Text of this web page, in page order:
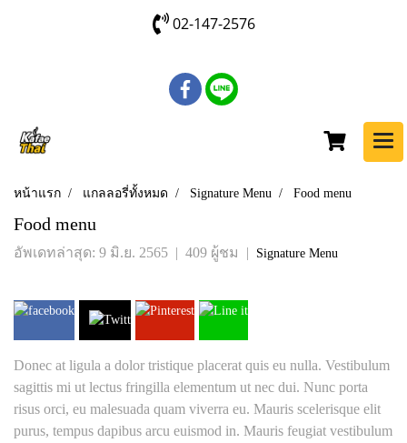
02-147-2576
หน้าแรก แกลลอรี่ทั้งหมด Signature Menu Food menu
Food menu
อัพเดทล่าสุด: 9 มิ.ย. 2565 | 409 ผู้ชม | Signature Menu
Donec at ligula a dolor tristique placerat quis eu nulla. Vestibulum
sagittis mi ut lectus fringilla elementum ut nec dui. Nunc porta
risus orci, eu malesuada quam viverra eu. Mauris scelerisque elit
purus, tempus dapibus arcu euismod in. Mauris feugiat vestibulum